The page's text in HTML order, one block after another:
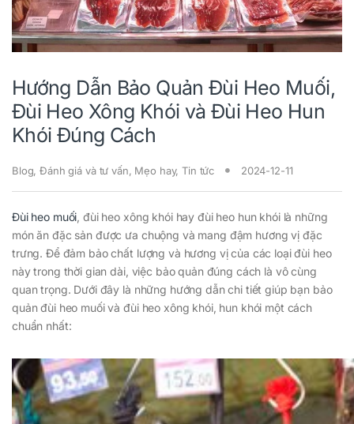
Hướng Dẫn Bảo Quản Đùi Heo Muối,
Đùi Heo Xông Khói và Đùi Heo Hun
Khói Đúng Cách
Blog,Đánh giá và tư vấn, Mẹo hay,Tin tức 2024-12-11
Đùi heo muối , đùi heo xông khói hay đùi heo hun khói là những
món ăn đặc sản được ưa chuộng và mang đậm hương vị đặc
trưng. Để đảm bảo chất lượng và hương vị của các loại đùi heo
này trong thời gian dài, việc bảo quản đúng cách là vô cùng
quan trọng. Dưới đây là những hướng dẫn chi tiết giúp bạn bảo
quản đùi heo muối và đùi heo xông khói, hun khói một cách
chuẩn nhất: